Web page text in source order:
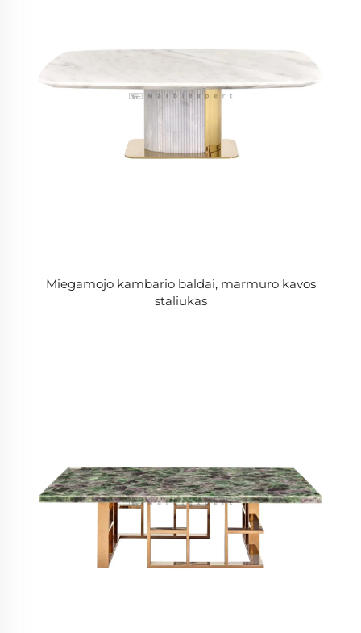
Miegamojo kambario baldai, marmuro kavos
staliukas